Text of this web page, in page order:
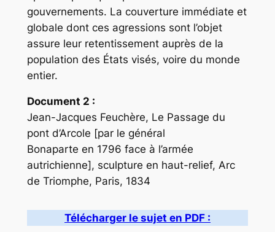
gouvernements. La couverture immédiate et
globale dont ces agressions sont l’objet
assure leur retentissement auprès de la
population des États visés, voire du monde
entier.
Document 2 :
Jean-Jacques Feuchère, Le Passage du
pont d’Arcole [par le général
Bonaparte en 1796 face à l’armée
autrichienne], sculpture en haut-relief, Arc
de Triomphe, Paris, 1834
Télécharger le sujet en PDF :